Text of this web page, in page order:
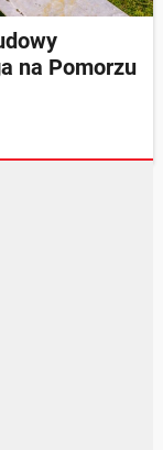
na Pomorzu